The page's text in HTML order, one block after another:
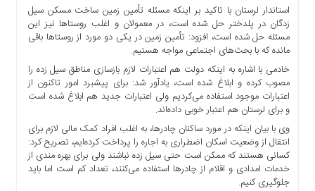
اخبار
سایت
ارتباط
برگه
نمونه
تعرفه
درباره
استاندار لرستان با تاکید بر اینکه مسئله تأمین زمین ساخت مسکن سیل
زدگان در پلدختر حل شده است، ‬در معمولان و اغلب روستاها نیز این
مسئله حل شده است، افزود: تأمین زمین در یکی دو مورد از روستاها باقی
مانده که با بحث‌های اجتماعی مواجه هستیم.
خادمی با اشاره به اینکه دولت هم اعتبارات لازم بازسازی مناطق سیل زده را
مصوب کرده و ابلاغ شده است، یادآور شد: برای پیشبرد امور تاکنون از
اعتبارات موجود استفاده می‌کردیم ولی اعتبارات جدید هم ابلاغ شده است
و برای لرستان هم اعتبار خوبی داده‌اند.
وی با بیان اینکه در مورد ساکنان چادرها، ‬به اغلب افراد کمک مالی لازم برای
انتقال از وضعیت اسکان اضطراری به اجاره را پرداخت کرده‌ایم، تصریح کرد:
کسانی هستند که ممکن است حتی سیل زده نباشند ولی برای بهره مندی از
خدمات امدادی و اقلام از چادرها استفاده می‌کنند، تعداد کم است اما باید
جلوگیری کنیم.